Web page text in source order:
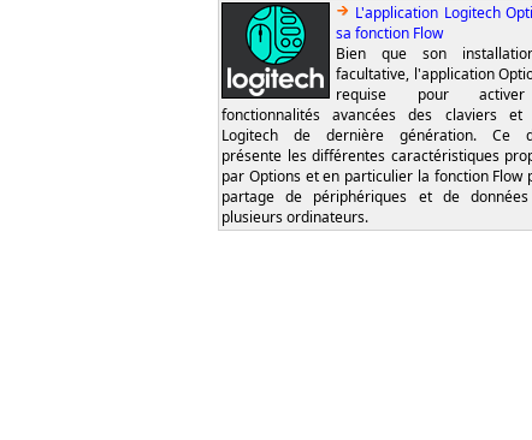
L'application Logitech
sa fonction Flow
Bien que son
facultative, l'application
requise pour
fonctionnalités avancées des claviers et
Logitech de dernière génération. Ce
présente les différentes caractéristiques
par Options et en particulier la fonction Flow
partage de périphériques et de
plusieurs ordinateurs.